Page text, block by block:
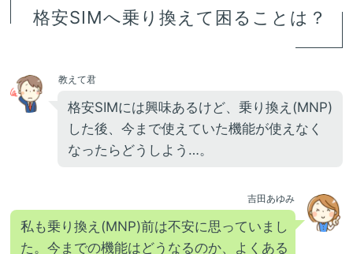
格安SIMへ乗り換えて困ることは？
教えて君
格安SIMには興味あるけど、乗り換え(MNP)
した後、今まで使えていた機能が使えなく
なったらどうしよう…。
吉田あゆみ
私も乗り換え(MNP)前は不安に思っていまし
た。今までの機能はどうなるのか、よくある